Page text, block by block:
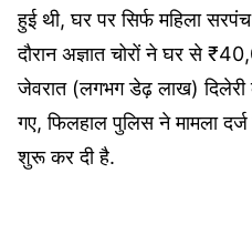
हुई थी, घर पर सिर्फ महिला
दौरान अज्ञात चोरों ने घर से
जेवरात (लगभग डेढ़ लाख) दिलेरी
गए, फिलहाल पुलिस ने मामला
शुरू कर दी है.